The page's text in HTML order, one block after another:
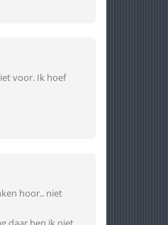
voor. Ik hoef
hoor.. niet